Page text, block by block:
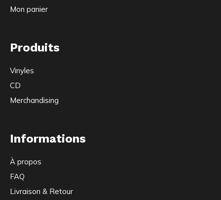
Mon panier
Produits
Vinyles
CD
Merchandising
Informations
À propos
FAQ
Livraison & Retour